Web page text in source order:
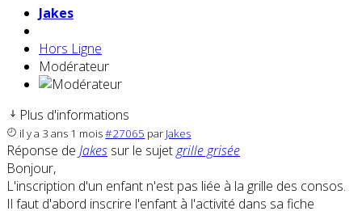
Jakes
Hors Ligne
Modérateur
Plus d'informations
il y a 3 ans 1 mois#27065 par Jakes
Réponse de Jakes sur le sujetgrille grisée
Bonjour,
L'inscription d'un enfant n'est pas liée à la grille des consos.
Il faut d'abord inscrire l'enfant à l'activité dans sa fiche